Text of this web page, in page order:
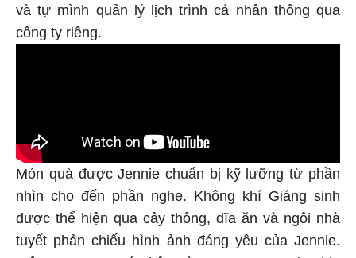
và tự mình quản lý lịch trình cá nhân thông qua
công ty riêng.
Món quà được Jennie chuẩn bị kỹ lưỡng từ phần
nhìn cho đến phần nghe. Không khí Giáng sinh
được thể hiện qua cây thông, dĩa ăn và ngôi nhà
tuyết phản chiếu hình ảnh đáng yêu của Jennie.